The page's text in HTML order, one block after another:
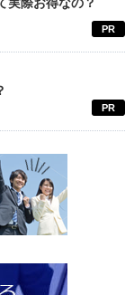
実際お得なの？
PR
PR